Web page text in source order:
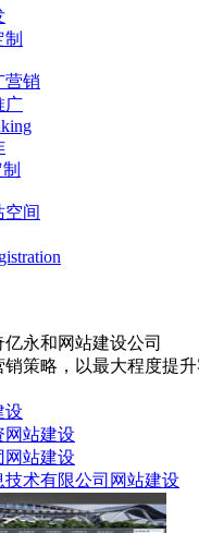
广
永和网站建设公司
策略，以最大程度提